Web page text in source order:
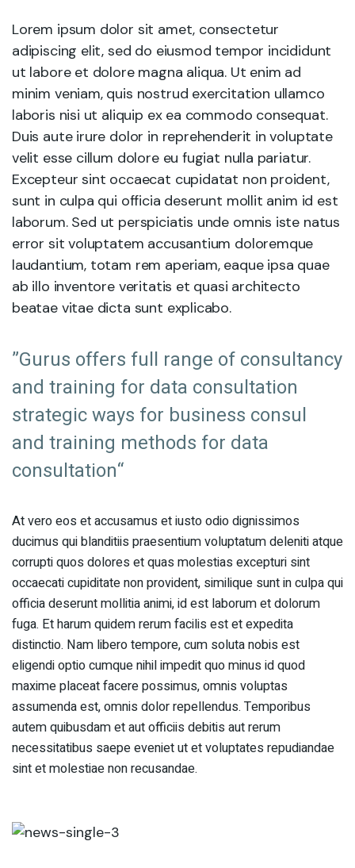
Lorem ipsum dolor sit amet, consectetur
adipiscing elit, sed do eiusmod tempor incididunt
ut labore et dolore magna aliqua. Ut enim ad
minim veniam, quis nostrud exercitation ullamco
laboris nisi ut aliquip ex ea commodo consequat.
Duis aute irure dolor in reprehenderit in voluptate
velit esse cillum dolore eu fugiat nulla pariatur.
Excepteur sint occaecat cupidatat non proident,
sunt in culpa qui officia deserunt mollit anim id est
laborum. Sed ut perspiciatis unde omnis iste natus
error sit voluptatem accusantium doloremque
laudantium, totam rem aperiam, eaque ipsa quae
ab illo inventore veritatis et quasi architecto
beatae vitae dicta sunt explicabo.
”Gurus offers full range of consultancy
and training for data consultation
strategic ways for business consul
and training methods for data
consultation“
At vero eos et accusamus et iusto odio dignissimos
ducimus qui blanditiis praesentium voluptatum deleniti atque
corrupti quos dolores et quas molestias excepturi sint
occaecati cupiditate non provident, similique sunt in culpa qui
officia deserunt mollitia animi, id est laborum et dolorum
fuga. Et harum quidem rerum facilis est et expedita
distinctio. Nam libero tempore, cum soluta nobis est
eligendi optio cumque nihil impedit quo minus id quod
maxime placeat facere possimus, omnis voluptas
assumenda est, omnis dolor repellendus. Temporibus
autem quibusdam et aut officiis debitis aut rerum
necessitatibus saepe eveniet ut et voluptates repudiandae
sint et molestiae non recusandae.